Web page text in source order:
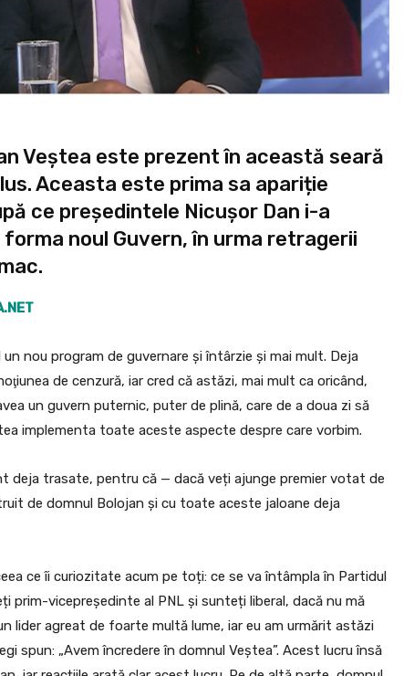
Veștea este prezent în această seară
Aceasta este prima sa apariție
ce președintele Nicușor Dan i-a
noul Guvern, în urma retragerii
nou program de guvernare şi întârzie şi mai mult. Deja
de cenzură, iar cred că astăzi, mai mult ca oricând,
un guvern puternic, puter de plină, care de a doua zi să
implementa toate aceste aspecte despre care vorbim.
deja trasate, pentru că — dacă veți ajunge premier votat de
de domnul Bolojan și cu toate aceste jaloane deja
ce îi curiozitate acum pe toți: ce se va întâmpla în Partidul
prim-vicepreședinte al PNL și sunteți liberal, dacă nu mă
lider agreat de foarte multă lume, iar eu am urmărit astăzi
spun: „Avem încredere în domnul Veștea”. Acest lucru însă